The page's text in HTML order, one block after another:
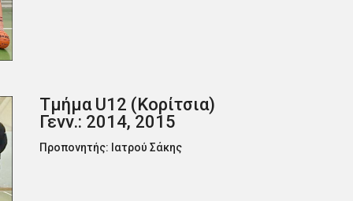
Τμήμα U12 (Κορίτσια)
Γενν.: 2014, 2015
Προπονητής: Ιατρού Σάκης